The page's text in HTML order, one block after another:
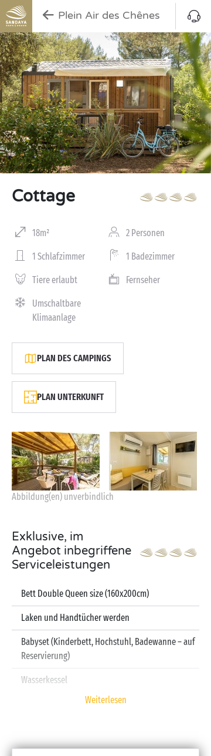
Plein Air des Chênes
Cottage
18m² 2 Personen
1 Schlafzimmer 1 Badezimmer
Tiere erlaubt Fernseher
Umschaltbare
Klimaanlage
PLAN DES CAMPINGS
PLAN UNTERKUNFT
Abbildung(en) unverbindlich
Exklusive, im
Angebot inbegriffene
Serviceleistungen
Bett Double Queen size (160x200cm)
Laken und Handtücher werden
Babyset (Kinderbett, Hochstuhl, Badewanne – auf
Reservierung)
Wasserkessel
Weiterlesen